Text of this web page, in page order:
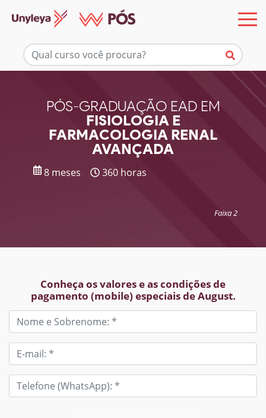
PÓS-GRADUAÇÃO EAD EM
FISIOLOGIA E
FARMACOLOGIA RENAL
AVANÇADA
8 meses 360 horas
Faixa 2
Conheça os valores e as condições de
pagamento (mobile) especiais de August.
Mais informações